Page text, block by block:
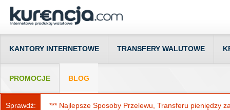
KANTORY INTERNETOWE TRANSFERY WALUTOWE
PROMOCJE BLOG
Sprawdź: *** Najlepsze Sposoby Przelewu, Transferu pieniędzy